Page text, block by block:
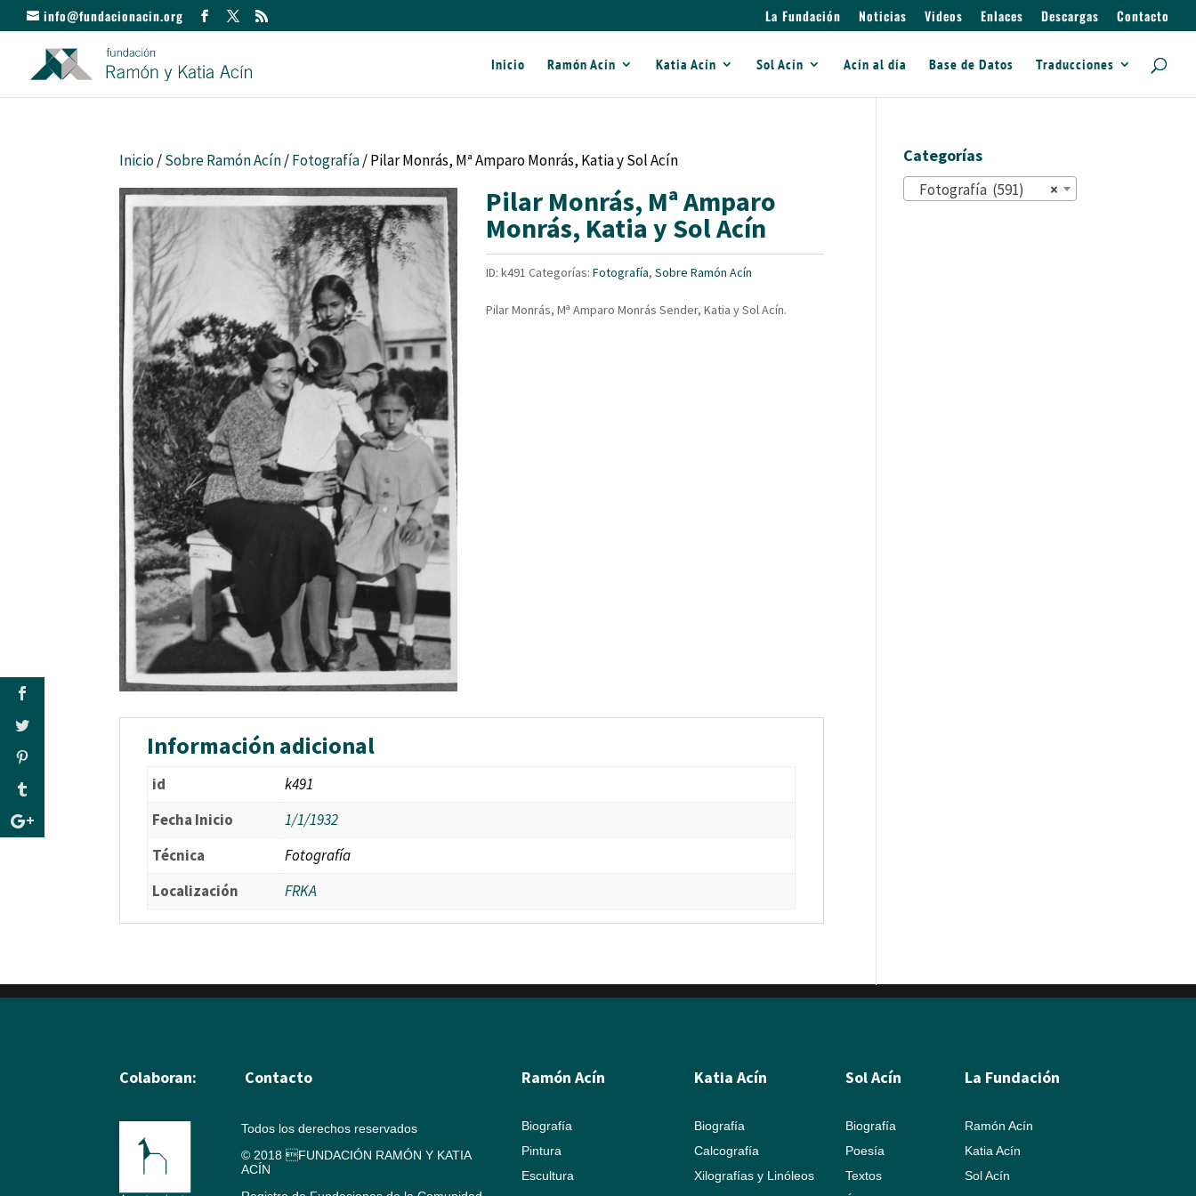
info@fundacionacin.org La Fundación Noticias Videos Enlaces Descargas Contacto
Inicio Ramón Acín Katia Acín Sol Acín Acín al día Base de Datos Traducciones
Inicio/Sobre Ramón Acín/Fotografía/ Pilar Monrás, Mª Amparo Monrás, Katia y Sol Acín
Pilar Monrás, Mª Amparo
Monrás, Katia y Sol Acín
ID:k491 Categorías:Fotografía,Sobre Ramón Acín
Pilar Monrás, Mª Amparo Monrás Sender, Katia y Sol Acín.
Información adicional
id
k491
Fecha Inicio
1/1/1932
Técnica
Fotografía
Localización
FRKA
Categorías
×
Fotografía (591)
Colaboran: Contacto
Todos los derechos reservados
© 2018 FUNDACIÓN RAMÓN Y KATIA
ACÍN
Ramón Acín
Biografía
Pintura
Escultura
Katia Acín
Biografía
Calcografía
Xilografías y Linóleos
Sol Acín
Biografía
Poesía
Textos
La Fundación
Ramón Acín
Katia Acín
Sol Acín